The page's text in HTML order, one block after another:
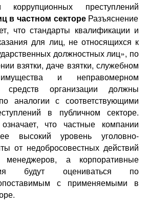
преступлений
в частном сектореРазъяснение
что стандарты квалификации и
для лиц, не относящихся к
должностных лиц», по
взятки, даче взятки, служебном
и неправомерном
средств организации должны
аналогии с соответствующими
в публичном секторе.
что частные компании
высокий уровень уголовно-
от недобросовестных действий
менеджеров, а корпоративные
будут оцениваться по
с применяемыми в